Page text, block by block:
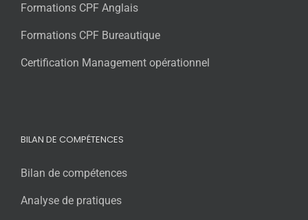
Formations CPF Anglais
Formations CPF Bureautique
Certification Management opérationnel
BILAN DE COMPÉTENCES
Bilan de compétences
Analyse de pratiques